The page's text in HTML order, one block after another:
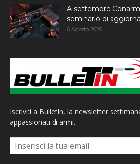
A settembre
seminario di
6 Agosto 2026
Iscriviti a BulletIn, la newsletter
appassionati di armi.